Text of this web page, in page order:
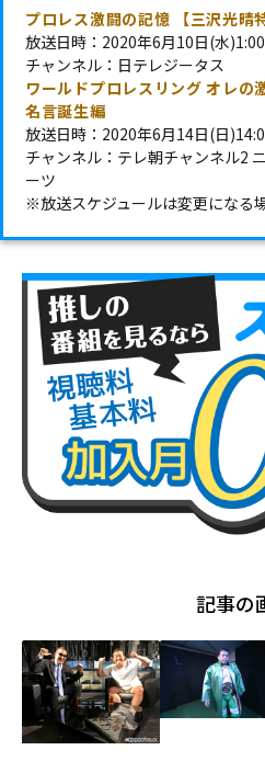
プロレス激闘の記憶 【三沢光晴
放送日時：2020年6月10日(水
チャンネル：日テレジータス
ワールドプロレスリング オレの
名言誕生編
放送日時：2020年6月14日(日
チャンネル：テレ朝チャンネル2
ーツ
※放送スケジュールは変更になる
記事の